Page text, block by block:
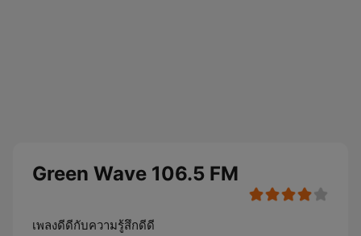
Green Wave 106.5 FM
เพลงดีดีกับความรู้สึกดีดี